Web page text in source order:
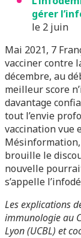
gérer
le 2 juin
Mai 2021, 7
vacciner contre
décembre, au
meilleur score
davantage
tout l’envie
vaccination vue
Mésinformation,
brouille le
nouvelle
s’appelle
Les explications
immunologie au
Lyon (UCBL) et